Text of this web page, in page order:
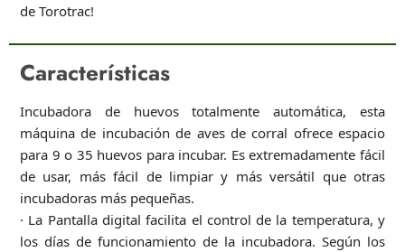
de Torotrac!
Características
Incubadora de huevos totalmente automática, esta
máquina de incubación de aves de corral ofrece espacio
para 9 o 35 huevos para incubar. Es extremadamente fácil
de usar, más fácil de limpiar y más versátil que otras
incubadoras más pequeñas.
· La Pantalla digital facilita el control de la temperatura, y
los días de funcionamiento de la incubadora. Según los